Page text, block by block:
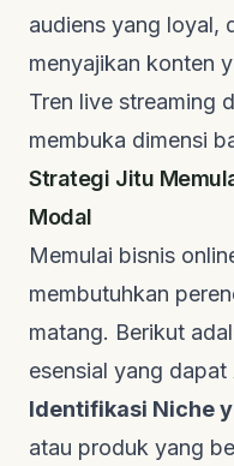
audiens yang loyal,
menyajikan konten
Tren live streaming
membuka dimensi
Strategi Jitu
Modal
Memulai bisnis
membutuhkan
matang. Berikut
esensial yang dapat
Identifikasi Niche
atau produk yang